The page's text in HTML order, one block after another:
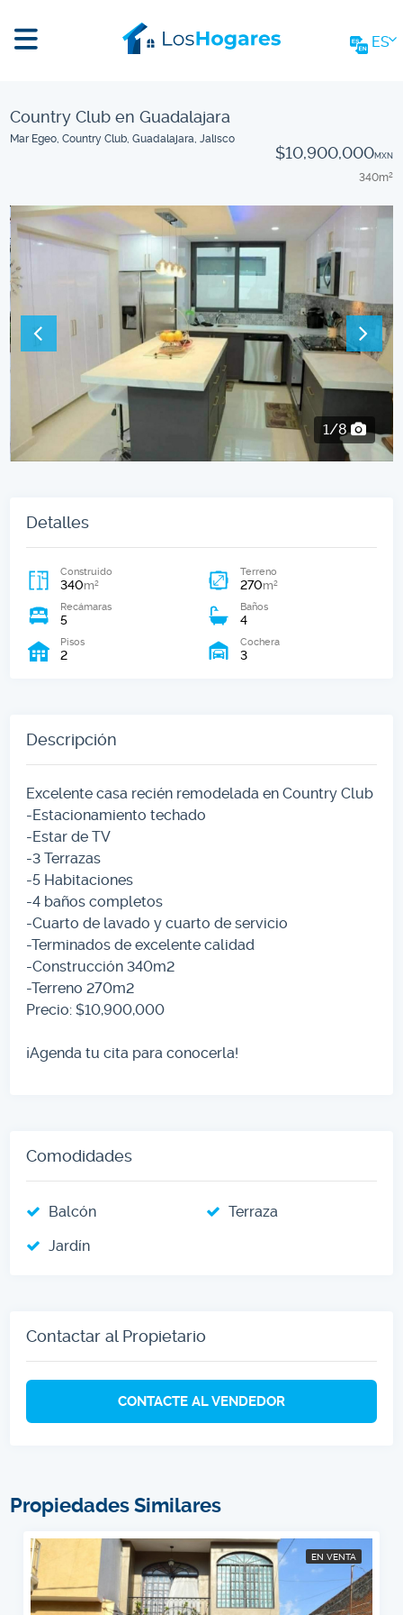
ES
Country Club en Guadalajara
Mar Egeo, Country Club, Guadalajara, Jalisco
$10,900,000MXN
340m2
2/8
Detalles
Construido
340m2
Terreno
270m2
Recámaras
5
Baños
4
Pisos
2
Cochera
3
Descripción
Excelente casa recién remodelada en Country Club
-Estacionamiento techado
-Estar de TV
-3 Terrazas
-5 Habitaciones
-4 baños completos
-Cuarto de lavado y cuarto de servicio
-Terminados de excelente calidad
-Construcción 340m2
-Terreno 270m2
Precio: $10,900,000
¡Agenda tu cita para conocerla!
Comodidades
Balcón
Terraza
Jardín
Contactar al Propietario
CONTACTE AL VENDEDOR
Propiedades Similares
EN VENTA